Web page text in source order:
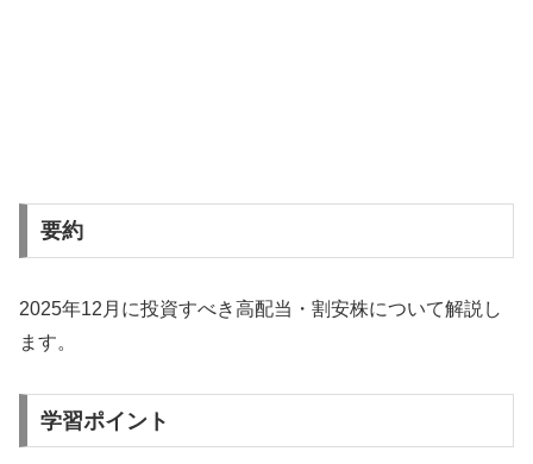
要約
2025年12月に投資すべき高配当・割安株について解説し
ます。
学習ポイント